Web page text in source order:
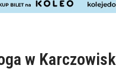
w